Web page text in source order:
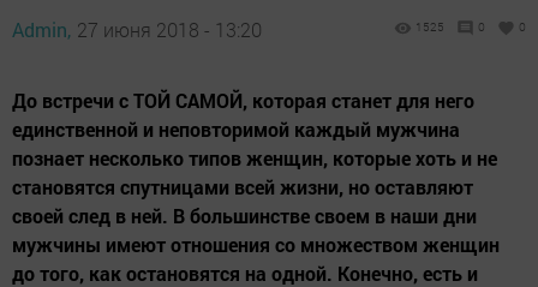
Admin, 27 июня 2018 - 13:20 1525 0 0
До встречи с ТОЙ САМОЙ, которая станет для него
единственной и неповторимой каждый мужчина
познает несколько типов женщин, которые хоть и не
становятся спутницами всей жизни, но оставляют
своей след в ней. В большинстве своем в наши дни
мужчины имеют отношения со множеством женщин
до того, как остановятся на одной. Конечно, есть и